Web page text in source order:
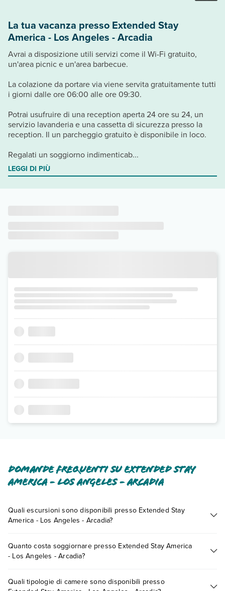
La tua vacanza presso Extended Stay
America - Los Angeles - Arcadia
Avrai a disposizione utili servizi come il Wi-Fi gratuito,
un'area picnic e un'area barbecue.
La colazione da portare via viene servita gratuitamente tutti
i giorni dalle ore 06:00 alle ore 09:30.
Potrai usufruire di una reception aperta 24 ore su 24, un
servizio lavanderia e una cassetta di sicurezza presso la
reception. Il un parcheggio gratuito è disponibile in loco.
Regalati un soggiorno indimenticab...
LEGGI DI PIÙ
Domande frequenti su Extended Stay
America - Los Angeles - Arcadia
Quali escursioni sono disponibili presso Extended Stay
America - Los Angeles - Arcadia?
presso Extended Stay America - Los Angeles - Arcadia.
Scoprile tutte nellasezione dedicata
appuntamento
Quanto costa soggiornare presso Extended Stay America
- Los Angeles - Arcadia?
possono variare in base a vari fattori (per es. date, condizioni
Quali tipologie di camere sono disponibili presso